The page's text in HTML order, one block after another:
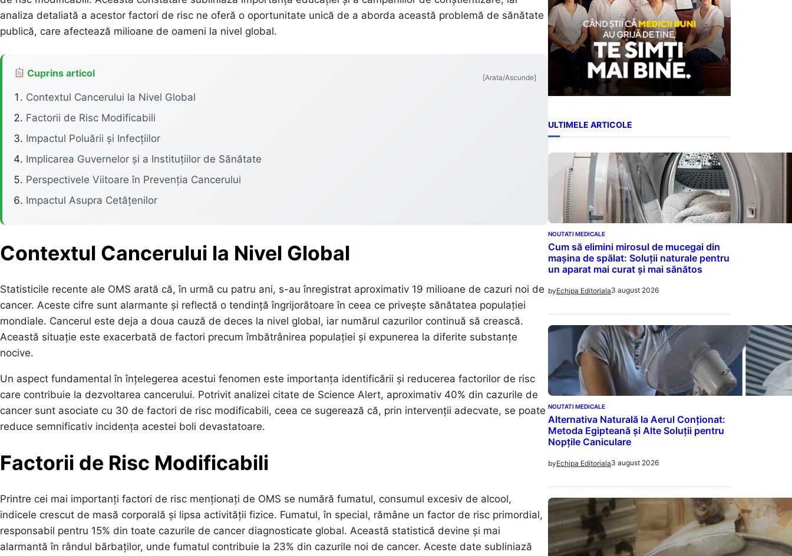
analiza detaliată a acestor factori de risc ne oferă o oportunitate unică de a aborda această problemă de sănătate
publică, care afectează milioane de oameni la nivel global.
Cuprins articol [Arata/Ascunde]
Contextul Cancerului la Nivel Global
Factorii de Risc Modificabili
Impactul Poluării și Infecțiilor
Implicarea Guvernelor și a Instituțiilor de Sănătate
Perspectivele Viitoare în Prevenția Cancerului
Impactul Asupra Cetățenilor
Contextul Cancerului la Nivel Global
Statisticile recente ale OMS arată că, în urmă cu patru ani, s-au înregistrat aproximativ 19 milioane de cazuri noi de
cancer. Aceste cifre sunt alarmante și reflectă o tendință îngrijorătoare în ceea ce privește sănătatea populației
mondiale. Cancerul este deja a doua cauză de deces la nivel global, iar numărul cazurilor continuă să crească.
Această situație este exacerbată de factori precum îmbătrânirea populației și expunerea la diferite substanțe
nocive.
Un aspect fundamental în înțelegerea acestui fenomen este importanța identificării și reducerea factorilor de risc
care contribuie la dezvoltarea cancerului. Potrivit analizei citate de Science Alert, aproximativ 40% din cazurile de
cancer sunt asociate cu 30 de factori de risc modificabili, ceea ce sugerează că, prin intervenții adecvate, se poate
reduce semnificativ incidența acestei boli devastatoare.
Factorii de Risc Modificabili
Printre cei mai importanți factori de risc menționați de OMS se numără fumatul, consumul excesiv de alcool,
indicele crescut de masă corporală și lipsa activității fizice. Fumatul, în special, rămâne un factor de risc primordial,
responsabil pentru 15% din toate cazurile de cancer diagnosticate global. Această statistică devine și mai
alarmantă în rândul bărbaților, unde fumatul contribuie la 23% din cazurile noi de cancer. Aceste date subliniază
ULTIMELE ARTICOLE
NOUTATI MEDICALE
Cum să elimini mirosul de mucegai din
mașina de spălat: Soluții naturale pentru
un aparat mai curat și mai sănătos
byEchipa Editoriala3 august 2026
NOUTATI MEDICALE
Alternativa Naturală la Aerul Conționat:
Metoda Egipteană și Alte Soluții pentru
Nopțile Caniculare
byEchipa Editoriala3 august 2026